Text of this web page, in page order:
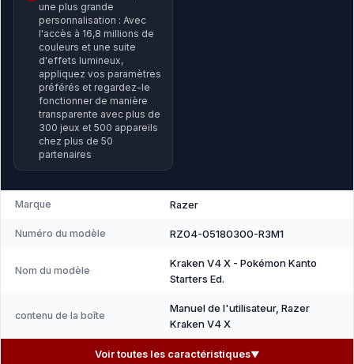
une plus grande
personnalisation : Avec
l'accès à 16,8 millions de
couleurs et une suite
d'effets lumineux,
appliquez vos paramètres
préférés et regardez-le
fonctionner de manière
transparente avec plus de
300 jeux et 500 appareils
chez plus de 50
partenaires
Marque Razer
Numéro du modèle RZ04-05180300-R3M1
Nom du modèle
Kraken V4 X - Pokémon Kanto
Starters Ed.
contenu de la boîte
Manuel de l'utilisateur, Razer
Kraken V4 X
Voir toutes les caractéristiques▼